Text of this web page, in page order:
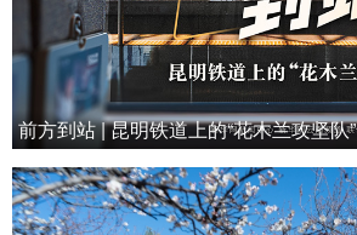
前方到站 | 昆明铁道上的“花木兰攻坚队”